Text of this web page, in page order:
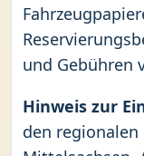
und Gebühren
Hinweis zur
den regionalen